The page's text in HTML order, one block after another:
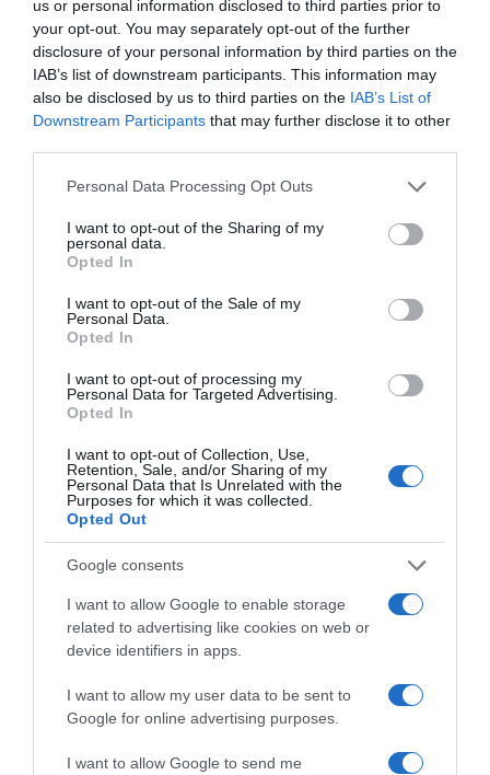
us or personal information disclosed to third parties prior to
your opt-out. You may separately opt-out of the further
disclosure of your personal information by third parties on the
IAB’s list of downstream participants. This information may
also be disclosed by us to third parties on the IAB’s List of
Downstream Participants that may further disclose it to other
Please note that this website/app uses one or more Google
not limited to your visit or usage behaviour. You may click to
grant or deny consent to Google and its third-party tags to
use your data for below specified purposes in below Google
consent section.
Personal Data Processing Opt Outs
I want to opt-out of the Sharing of my
personal data.
Opted In
I want to opt-out of the Sale of my
Personal Data.
Opted In
I want to opt-out of processing my
Personal Data for Targeted Advertising.
Opted In
I want to opt-out of Collection, Use,
Retention, Sale, and/or Sharing of my
Personal Data that Is Unrelated with the
Purposes for which it was collected.
Opted Out
Google consents
I want to allow Google to enable storage
related to advertising like cookies on web or
device identifiers in apps.
I want to allow my user data to be sent to
Google for online advertising purposes.
I want to allow Google to send me
barátai társaságában van. Profi fotósok szerint, ha ez
történik, akkor ez is aggodalomra adhat okot. Ha az ifjú
pár mégis az esküvő alatt el szeretne beszélgetni a
barátokkal, akkor ezt együtt kellene megtenniük.
Pszichológusok szerint a vőlegénynek és
szabályt is, hiszen a későbbi életükben is ez lesz az, ami
4. Esküvő megszállottság
A menyasszonyok általában nagyon igyekeznek úgy
megszervezni az esküvőt, hogy minden tökéletesre
sikerüljön, és gyakran elfelejtik azt, hogy egyvalaki még
részese lesz ennek a fontos eseménynek. Vannak olyan
menyasszonyok, akik túlságosan el vannak foglalva
azzal, hogy őket fotózzák mindenféle ruhában, a
esetek, amikor a vőlegény csak félrehúzódva unatkozik,
miközben mindezt végignézi. Egy másik problémás eset
az, amikor a menyasszony túlságosan rástresszel arra,
hogy mindent irányítás alatt tartson. Fényképészek
szerint ezek a házasságok csupán 1-3 évet tartanak.
Pszichológusok szerint, ha valaki túlságosan tökéletes
esküvőt szeretne, akkor a stresszeléssel nem tesz mást,
mint a kudarc felé halad. Ilyenkor mindig szem előtt kel
tartani azt, hogy az esküvő csak egy napot tart és utána
házasság végét